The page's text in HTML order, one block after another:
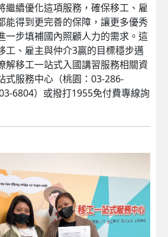
續優化這項服務，確保移工、雇
能得到更完善的保障，讓更多優秀
一步填補國內照顧人力的需求。這
工、雇主與仲介3贏的目標穩步邁
解移工一站式入國講習服務相關資
式服務中心（桃園：03-286-
6804）或撥打1955免付費專線詢